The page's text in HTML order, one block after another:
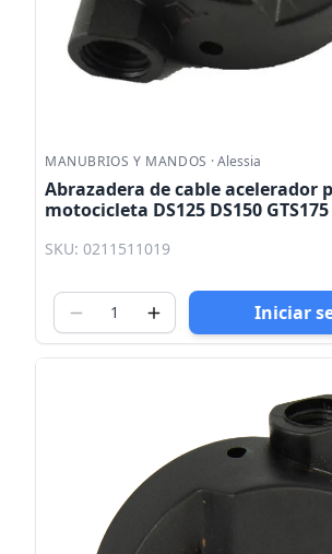
MANUBRIOS Y MANDOS ·Alessia
Abrazadera de cable acelerador
motocicleta DS125 DS150 GTS175
SKU: 0211511019
Iniciar